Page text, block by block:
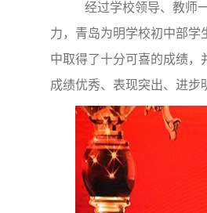
经过学校领导、教师
力，青岛为明学校初中部学
中取得了十分可喜的成绩，
成绩优秀、表现突出、进步